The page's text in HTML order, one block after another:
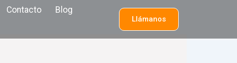
Contacto Blog
Llámanos